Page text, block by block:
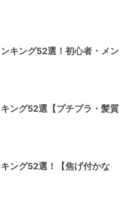
キング52選！初心者・メン
ング52選【プチプラ・髪質
ング52選！【焦げ付かな